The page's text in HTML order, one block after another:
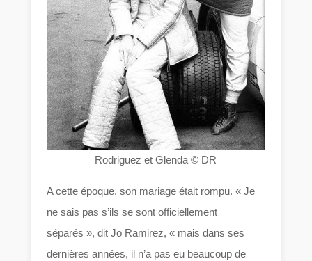
Rodriguez et Glenda © DR
A cette époque, son mariage était rompu. « Je
ne sais pas s’ils se sont officiellement
séparés », dit Jo Ramirez, « mais dans ses
dernières années, il n’a pas eu beaucoup de